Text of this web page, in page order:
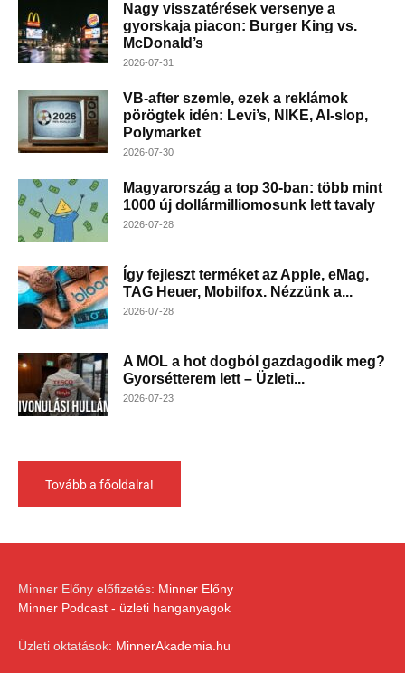
Nagy visszatérések versenye a
gyorskaja piacon: Burger King vs.
McDonald’s
2026-07-31
VB-after szemle, ezek a reklámok
pörögtek idén: Levi’s, NIKE, AI-slop,
Polymarket
2026-07-30
Magyarország a top 30-ban: több mint
1000 új dollármilliomosunk lett tavaly
2026-07-28
Így fejleszt terméket az Apple, eMag,
TAG Heuer, Mobilfox. Nézzünk a...
2026-07-28
A MOL a hot dogból gazdagodik meg?
Gyorsétterem lett – Üzleti...
2026-07-23
Tovább a főoldalra!
Minner Előny előfizetés: Minner Előny
Minner Podcast - üzleti hanganyagok
Üzleti oktatások: MinnerAkademia.hu